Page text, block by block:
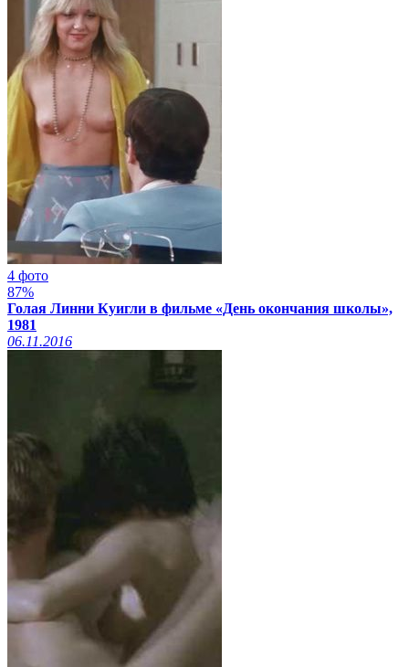
4 фото
87%
Голая Линни Куигли в фильме «День окончания школы»,
1981
06.11.2016